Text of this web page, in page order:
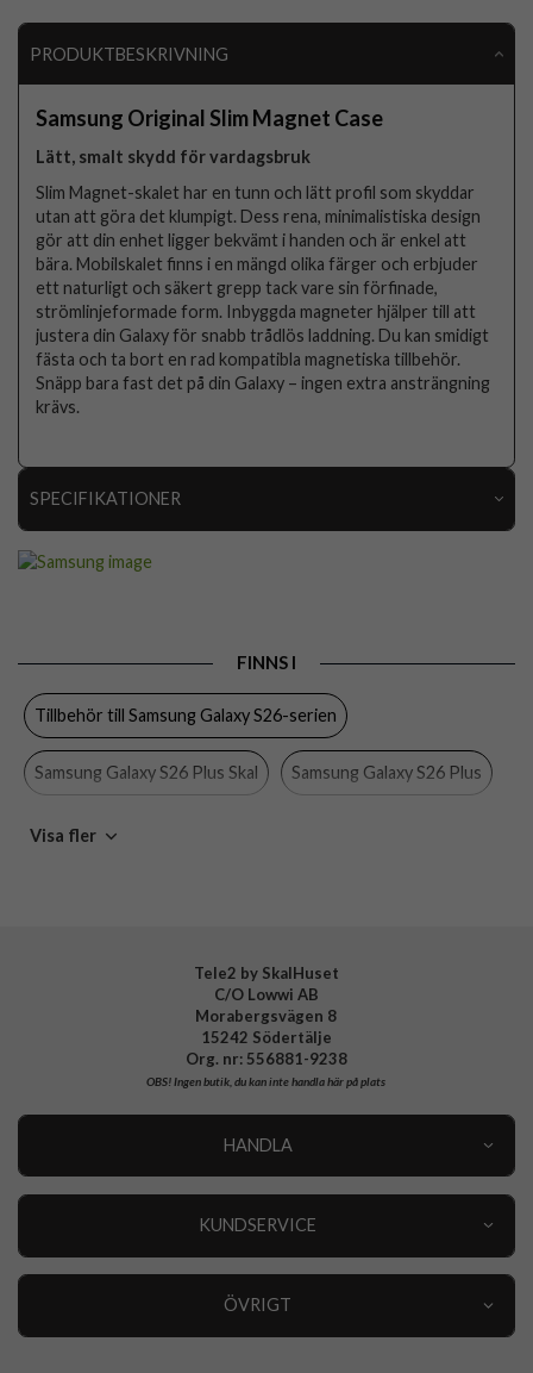
PRODUKTBESKRIVNING
Samsung Original Slim Magnet Case
Lätt, smalt skydd för vardagsbruk
Slim Magnet-skalet har en tunn och lätt profil som skyddar
utan att göra det klumpigt. Dess rena, minimalistiska design
gör att din enhet ligger bekvämt i handen och är enkel att
bära. Mobilskalet finns i en mängd olika färger och erbjuder
ett naturligt och säkert grepp tack vare sin förfinade,
strömlinjeformade form. Inbyggda magneter hjälper till att
justera din Galaxy för snabb trådlös laddning. Du kan smidigt
fästa och ta bort en rad kompatibla magnetiska tillbehör.
Snäpp bara fast det på din Galaxy – ingen extra ansträngning
krävs.
SPECIFIKATIONER
Färg
Hårdplast (PC)
Tillverkarens art nr
FINNS I
Tillbehör till Samsung Galaxy S26-serien
Samsung Galaxy S26 Plus Skal Samsung Galaxy S26 Plus
Skal Samsung
Visa fler
Tele2 by SkalHuset
C/O Lowwi AB
Morabergsvägen 8
15242 Södertälje
Org. nr: 556881-9238
OBS!Ingen butik, du kan inte handla här på plats
HANDLA
KUNDSERVICE
ÖVRIGT